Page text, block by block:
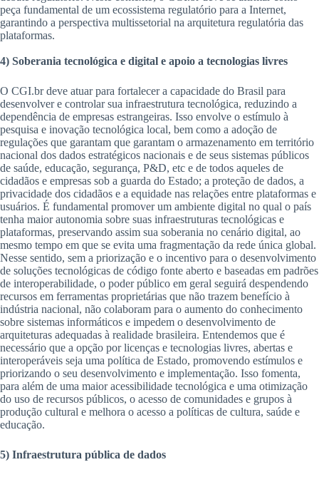
peça fundamental de um ecossistema regulatório para a Internet,
garantindo a perspectiva multissetorial na arquitetura regulatória das
plataformas.
4) Soberania tecnológica e digital e apoio a tecnologias livres
O CGI.br deve atuar para fortalecer a capacidade do Brasil para
desenvolver e controlar sua infraestrutura tecnológica, reduzindo a
dependência de empresas estrangeiras. Isso envolve o estímulo à
pesquisa e inovação tecnológica local, bem como a adoção de
regulações que garantam que garantam o armazenamento em território
nacional dos dados estratégicos nacionais e de seus sistemas públicos
de saúde, educação, segurança, P&D, etc e de todos aqueles de
cidadãos e empresas sob a guarda do Estado; a proteção de dados, a
privacidade dos cidadãos e a equidade nas relações entre plataformas e
usuários. É fundamental promover um ambiente digital no qual o país
tenha maior autonomia sobre suas infraestruturas tecnológicas e
plataformas, preservando assim sua soberania no cenário digital, ao
mesmo tempo em que se evita uma fragmentação da rede única global.
Nesse sentido, sem a priorização e o incentivo para o desenvolvimento
de soluções tecnológicas de código fonte aberto e baseadas em padrões
de interoperabilidade, o poder público em geral seguirá despendendo
recursos em ferramentas proprietárias que não trazem benefício à
indústria nacional, não colaboram para o aumento do conhecimento
sobre sistemas informáticos e impedem o desenvolvimento de
arquiteturas adequadas à realidade brasileira. Entendemos que é
necessário que a opção por licenças e tecnologias livres, abertas e
interoperáveis seja uma política de Estado, promovendo estímulos e
priorizando o seu desenvolvimento e implementação. Isso fomenta,
para além de uma maior acessibilidade tecnológica e uma otimização
do uso de recursos públicos, o acesso de comunidades e grupos à
produção cultural e melhora o acesso a políticas de cultura, saúde e
educação.
5) Infraestrutura pública de dados